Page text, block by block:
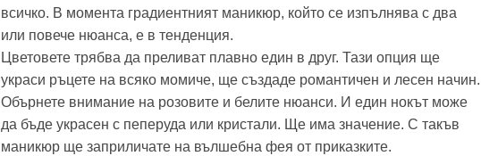
всичко. В момента градиентният маникюр, който се изпълнява с два
или повече нюанса, е в тенденция.
Цветовете трябва да преливат плавно един в друг. Тази опция ще
украси ръцете на всяко момиче, ще създаде романтичен и лесен начин.
Обърнете внимание на розовите и белите нюанси. И един нокът може
да бъде украсен с пеперуда или кристали. Ще има значение. С такъв
маникюр ще заприличате на вълшебна фея от приказките.